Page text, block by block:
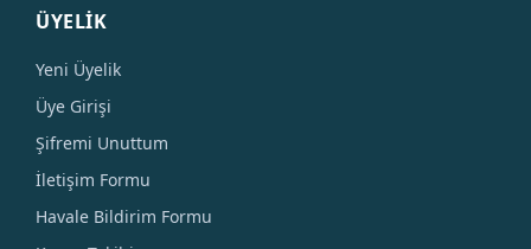
ÜYELİK
Yeni Üyelik
Üye Girişi
Şifremi Unuttum
İletişim Formu
Havale Bildirim Formu